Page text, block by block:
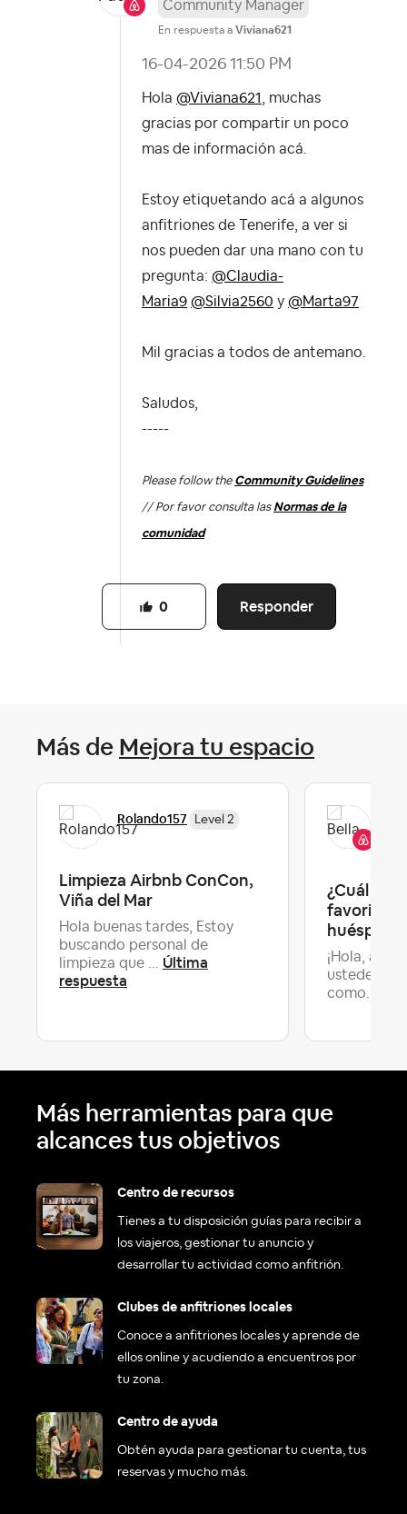
Community Manager
En respuesta a Viviana621
‎16-04-2026 11:50 PM
Hola @Viviana621
, muchas
gracias por compartir un poco
mas de información acá.
Estoy etiquetando acá a algunos
anfitriones de Tenerife, a ver si
nos pueden dar una mano con tu
pregunta: @Claudia-
Maria9 @Silvia2560 y @Marta97
Mil gracias a todos de antemano.
Saludos,
-----
Please follow the Community Guidelines
// Por favor consulta las Normas de la
comunidad
Responder
0
Más de Mejora tu espacio
Rolando157 Level 2
Limpieza Airbnb ConCon,
Viña del Mar
Hola buenas tardes, Estoy
buscando personal de
limpieza que ... Última
respuesta
¿Cuál es
favorita
¡Hola,
ustedes
como...
Más herramientas para que
alcances tus objetivos
Centro de recursos
Tienes a tu disposición guías para recibir a
los viajeros, gestionar tu anuncio y
desarrollar tu actividad como anfitrión.
Clubes de anfitriones locales
Conoce a anfitriones locales y aprende de
ellos online y acudiendo a encuentros por
tu zona.
Centro de ayuda
Obtén ayuda para gestionar tu cuenta, tus
reservas y mucho más.